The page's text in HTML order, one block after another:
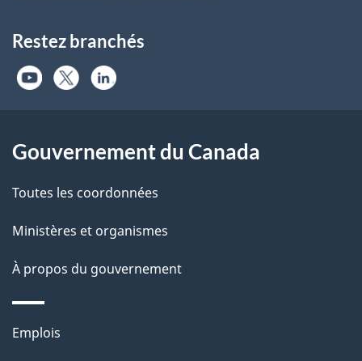
Restez branchés
Gouvernement du Canada
Toutes les coordonnées
Ministères et organismes
À propos du gouvernement
Thèmes
Emplois